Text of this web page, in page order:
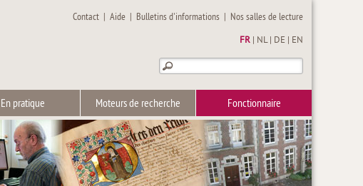
Contact |Aide | Bulletins d'informations | Nos salles de lecture
FR NL| DE EN
En pratique Moteurs de recherche Fonctionnaire